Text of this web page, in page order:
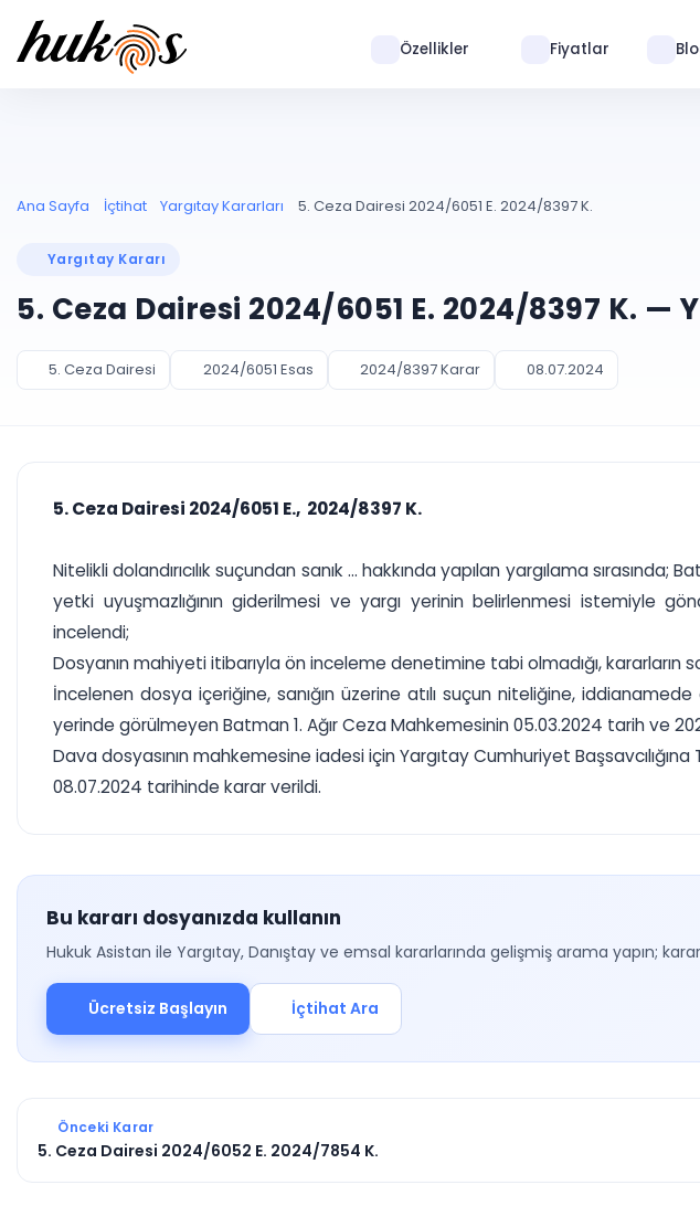
Özellikler Fiyatlar
Ana Sayfa İçtihat Yargıtay Kararları 5. Ceza Dairesi 2024/6051 E. 2024/8397 K.
Yargıtay Kararı
5. Ceza Dairesi 2024/6051 E. 2024/8397 K. —
5. Ceza Dairesi 2024/6051 Esas 2024/8397 Karar 08.07.2024
5. Ceza Dairesi 2024/6051 E., 2024/8397 K.
Nitelikli dolandırıcılık suçundan sanık ... hakkında yapılan yargılama
yetki uyuşmazlığının giderilmesi ve yargı yerinin belirlenmesi istemiyle
incelendi;
Dosyanın mahiyeti itibarıyla ön inceleme denetimine tabi olmadığı,
İncelenen dosya içeriğine, sanığın üzerine atılı suçun niteliğine,
yerinde görülmeyen Batman 1. Ağır Ceza Mahkemesinin 05.03.2024 tarih ve 2024/
Dava dosyasının mahkemesine iadesi için Yargıtay Cumhuriyet Başsavcılığına
08.07.2024 tarihinde karar verildi.
Bu kararı dosyanızda kullanın
Hukuk Asistan ile Yargıtay, Danıştay ve emsal kararlarında gelişmiş arama yapın;
Ücretsiz Başlayın İçtihat Ara
Önceki Karar
5. Ceza Dairesi 2024/6052 E. 2024/7854 K.